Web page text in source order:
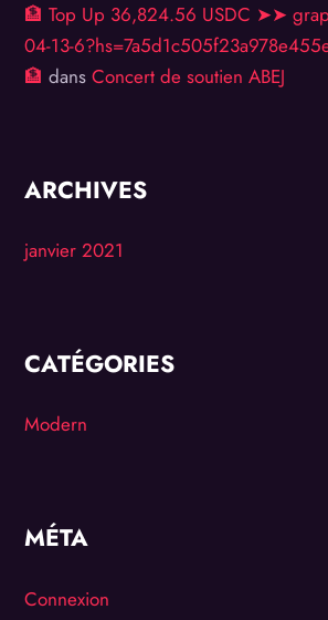
🏦 Top Up 36,824.56 USDC ➤➤
04-13-
🏦 dansConcert de soutien ABEJ
ARCHIVES
janvier 2021
CATÉGORIES
Modern
MÉTA
Connexion